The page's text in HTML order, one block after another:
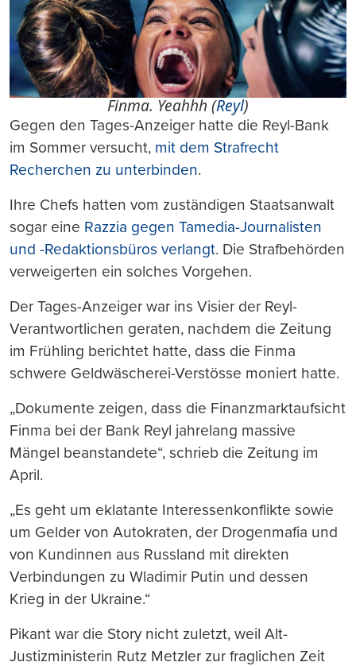
Finma. Yeahhh (Reyl)
Gegen den Tages-Anzeiger hatte die Reyl-Bank
im Sommer versucht, mit dem Strafrecht
Recherchen zu unterbinden.
Ihre Chefs hatten vom zuständigen Staatsanwalt
sogar eine Razzia gegen Tamedia-Journalisten
und -Redaktionsbüros verlangt. Die Strafbehörden
verweigerten ein solches Vorgehen.
Der Tages-Anzeiger war ins Visier der Reyl-
Verantwortlichen geraten, nachdem die Zeitung
im Frühling berichtet hatte, dass die Finma
schwere Geldwäscherei-Verstösse moniert hatte.
„Dokumente zeigen, dass die Finanzmarktaufsicht
Finma bei der Bank Reyl jahrelang massive
Mängel beanstandete“, schrieb die Zeitung im
April.
„Es geht um eklatante Interessenkonflikte sowie
um Gelder von Autokraten, der Drogenmafia und
von Kundinnen aus Russland mit direkten
Verbindungen zu Wladimir Putin und dessen
Krieg in der Ukraine.“
Pikant war die Story nicht zuletzt, weil Alt-
Justizministerin Rutz Metzler zur fraglichen Zeit